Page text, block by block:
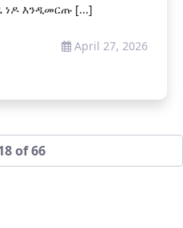
ነዶ እንዲመርጡ [...]
April 27, 2026
of 66